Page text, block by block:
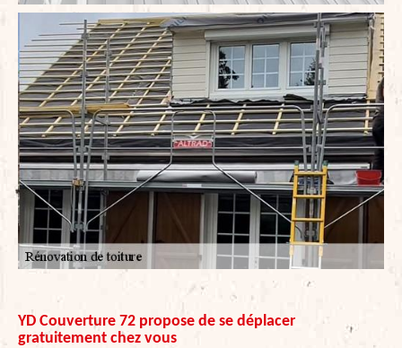
YD Couverture 72 propose de se déplacer
gratuitement chez vous